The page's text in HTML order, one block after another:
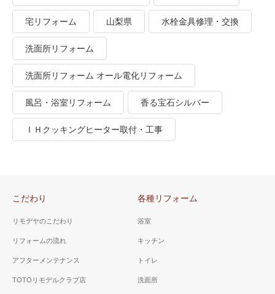
宅リフォーム 山梨県 水栓金具修理・交換
洗面所リフォーム
洗面所リフォーム オール電化リフォーム
風呂・浴室リフォーム 香る宝石シルバー
ＩＨクッキングヒーター取付・工事
こだわり
リモデヤのこだわり
リフォームの流れ
アフターメンテナンス
TOTOリモデルクラブ店
各種リフォーム
浴室
キッチン
トイレ
洗面所